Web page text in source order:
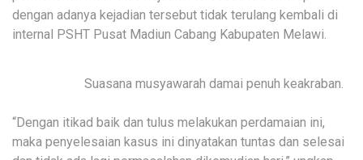
dengan adanya kejadian tersebut tidak terulang kembali di
internal PSHT Pusat Madiun Cabang Kabupaten Melawi.
Suasana musyawarah damai penuh keakraban.
“Dengan itikad baik dan tulus melakukan perdamaian ini,
maka penyelesaian kasus ini dinyatakan tuntas dan selesai